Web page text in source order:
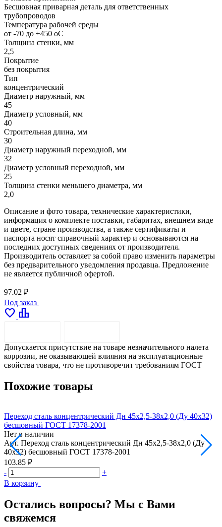
Бесшовная приварная деталь для ответственных
трубопроводов
Температура рабочей среды
от -70 до +450 oC
Толщина стенки, мм
2,5
Покрытие
без покрытия
Тип
концентрический
Диаметр наружный, мм
45
Диаметр условный, мм
40
Строительная длина, мм
30
Диаметр наружный переходной, мм
32
Диаметр условный переходной, мм
25
Толщина стенки меньшего диаметра, мм
2,0
Описание и фото товара, технические характеристики,
информация о комплекте поставки, габаритах, внешнем виде
и цвете, стране производства, а также сертификаты и
паспорта носят справочный характер и основываются на
последних доступных сведениях от производителя.
Производитель оставляет за собой право изменить параметры
без предварительного уведомления продавца. Предложение
не является публичной офертой.
97.02 ₽
Под заказ
favorite leaderboard
Допускается присутствие на товаре незначительного налета
коррозии, не оказывающей влияния на эксплуатационные
свойства товара, что не противоречит требованиям ГОСТ
Похожие товары
Переход сталь концентрический Дн 45х2,5-38х2,0 (Ду 40х32)
бесшовный ГОСТ 17378-2001
Нет в наличии
Арт. Переход сталь концентрический Дн 45х2,5-38х2,0 (Ду
40х32) бесшовный ГОСТ 17378-2001
103.85 ₽
-
+
В корзину
Остались вопросы? Мы с Вами
свяжемся